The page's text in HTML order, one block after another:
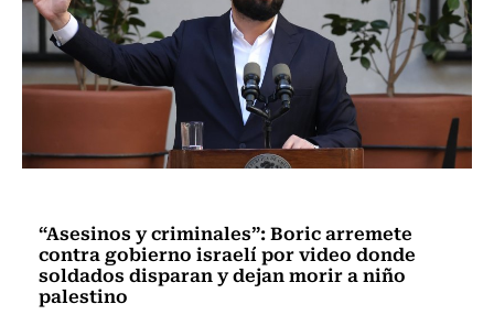
“Asesinos y criminales”: Boric arremete
contra gobierno israelí por video donde
soldados disparan y dejan morir a niño
palestino